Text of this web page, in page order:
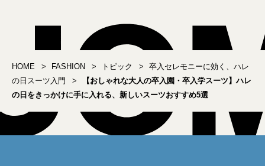
HOME FASHION トピック
卒入セレモニーに効く、ハレ
の日スーツ入門
【おしゃれな大人の卒入園・卒入学スーツ】ハレ
の日をきっかけに手に入れる、新しいスーツおすすめ5選